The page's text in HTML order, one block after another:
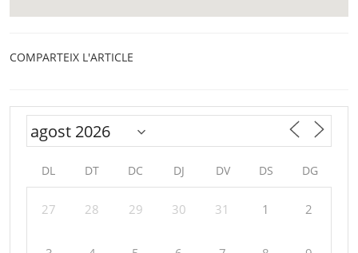
COMPARTEIX L'ARTICLE
DL DT DC DJ DV DS DG
27 28 29 30 31 1 2